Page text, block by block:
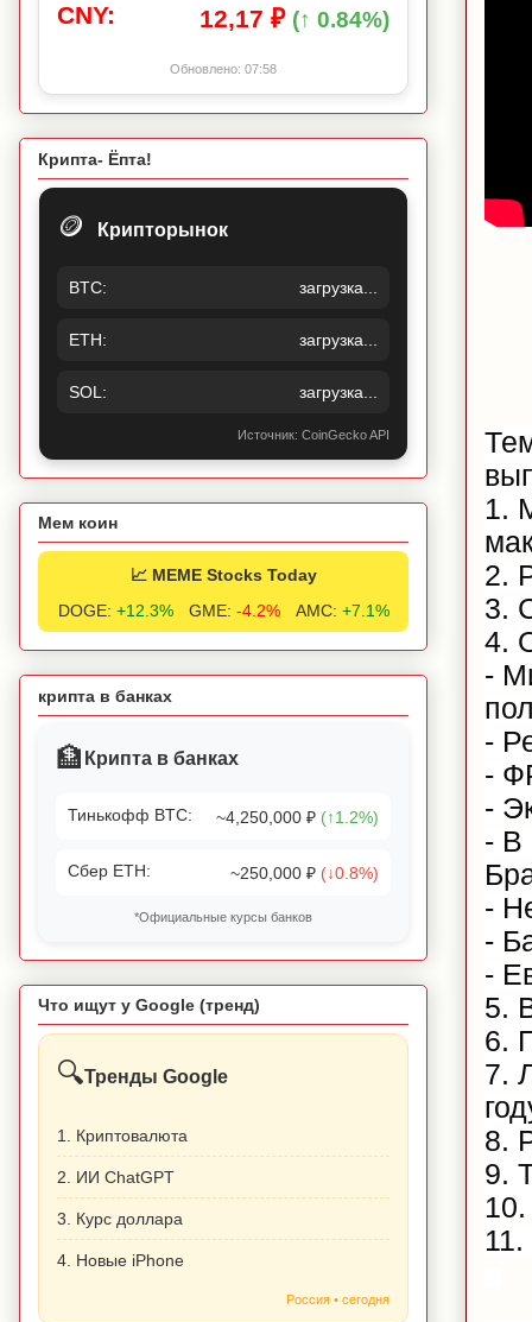
1.
2.
3.
4.
-
-
-
-
- В
-
-
-
5.
6.
7.
8.
9.
CNY: 12,17 ₽ (↑ 0.84%)
Обновлено: 07:58
Крипта- Ёпта!
🪙 Крипторынок
BTC: загрузка...
ETH: загрузка...
SOL: загрузка...
Источник: CoinGecko API
Мем коин
📈 MEME Stocks Today
DOGE: +12.3% GME: -4.2% AMC: +7.1%
крипта в банках
🏦 Крипта в банках
Тинькофф BTC: ~4,250,000 ₽ (↑1.2%)
Сбер ETH: ~250,000 ₽ (↓0.8%)
*Официальные курсы банков
Что ищут у Google (тренд)
🔍Тренды Google
1. Криптовалюта
2. ИИ ChatGPT
3. Курс доллара
4. Новые iPhone
Россия • сегодня